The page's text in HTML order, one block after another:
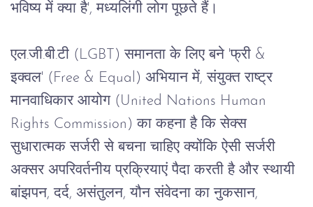
भविष्य में क्या है', मध्यलिंगी लोग पूछते हैं।
एल.जी.बी.टी (LGBT) समानता के लिए बने 'फ्री &
इक्वल' (Free & Equal) अभियान में, संयुक्त राष्ट्र
मानवाधिकार आयोग (United Nations Human
Rights Commission) का कहना है कि सेक्स
सुधारात्मक सर्जरी से बचना चाहिए क्योंकि ऐसी सर्जरी
अक्सर अपरिवर्तनीय प्रक्रियाएं पैदा करती है और स्थायी
बांझपन, दर्द, असंतुलन, यौन संवेदना का नुकसान,